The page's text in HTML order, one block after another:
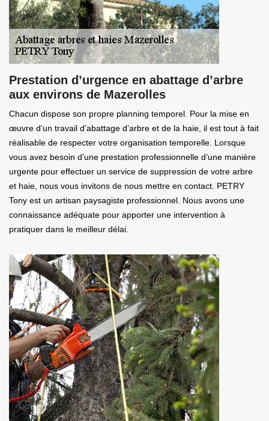
Prestation d’urgence en abattage d’arbre
aux environs de Mazerolles
Chacun dispose son propre planning temporel. Pour la mise en
œuvre d’un travail d’abattage d’arbre et de la haie, il est tout à fait
réalisable de respecter votre organisation temporelle. Lorsque
vous avez besoin d’une prestation professionnelle d’une manière
urgente pour effectuer un service de suppression de votre arbre
et haie, nous vous invitons de nous mettre en contact. PETRY
Tony est un artisan paysagiste professionnel. Nous avons une
connaissance adéquate pour apporter une intervention à
pratiquer dans le meilleur délai.